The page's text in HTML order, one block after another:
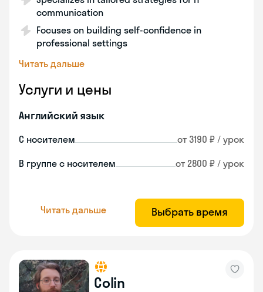
communication
Focuses on building self-confidence in
professional settings
Читать дальше
Услуги и цены
Английский язык
С носителем от 3190 ₽ / урок
В группе с носителем от 2800 ₽ / урок
Читать дальше Выбрать время
Colin